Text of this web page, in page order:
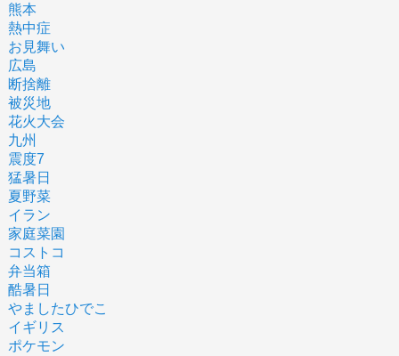
熊本
熱中症
お見舞い
広島
断捨離
被災地
花火大会
九州
震度7
猛暑日
夏野菜
イラン
家庭菜園
コストコ
弁当箱
酷暑日
やましたひでこ
イギリス
ポケモン